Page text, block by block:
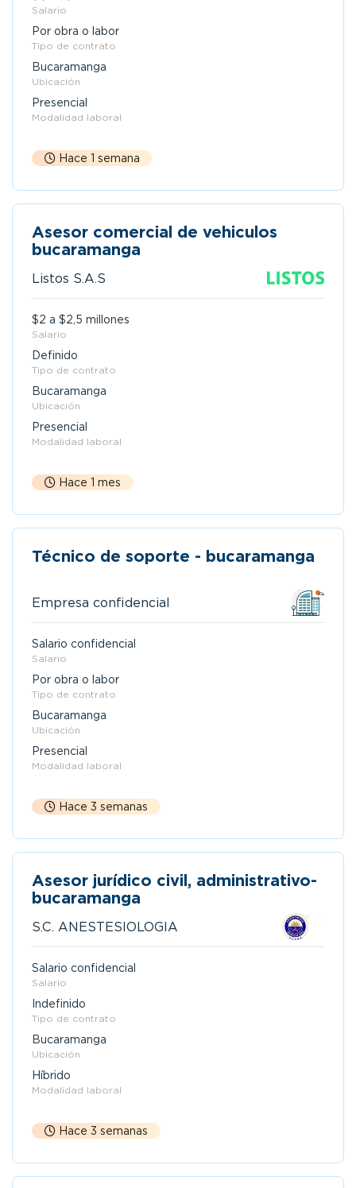
Salario
Por obra o labor
Tipo de contrato
Bucaramanga
Ubicación
Presencial
Modalidad laboral
Hace 1 semana
Asesor comercial de vehiculos
bucaramanga
Listos S.A.S
$2 a $2,5 millones
Salario
Definido
Tipo de contrato
Bucaramanga
Ubicación
Presencial
Modalidad laboral
Hace 1 mes
Técnico de soporte - bucaramanga
Empresa confidencial
Salario confidencial
Salario
Por obra o labor
Tipo de contrato
Bucaramanga
Ubicación
Presencial
Modalidad laboral
Hace 3 semanas
Asesor jurídico civil, administrativo-
bucaramanga
S.C. ANESTESIOLOGIA
Salario confidencial
Salario
Indefinido
Tipo de contrato
Bucaramanga
Ubicación
Híbrido
Modalidad laboral
Hace 3 semanas